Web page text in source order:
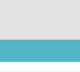
une bactérie sous